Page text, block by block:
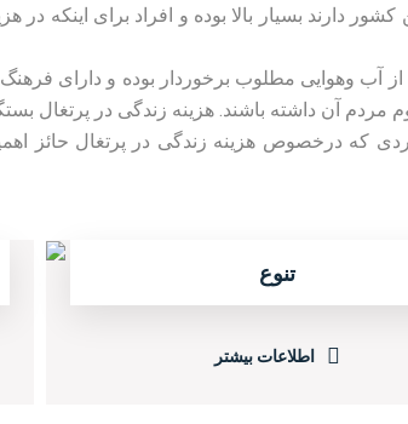
کشور دارند بسیار بالا بوده و افراد برای اینکه
آب وهوایی مطلوب برخوردار بوده و دارای
مردم آن داشته باشند. هزینه زندگی در پرتغال
که درخصوص هزینه زندگی در پرتغال حائز
تنوع
اطلاعات بیشتر